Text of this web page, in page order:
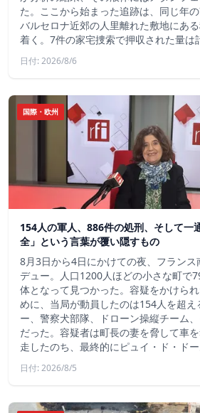
た。ここから始まった追跡は、同じ年
バルセロナ近郊の人里離れた敷地にあ
着く。7件の家宅捜索で押収された量
日付: 2026/8/6
国際・欧州
154人の軍人、886件の処刑、そして一
全」という言葉が覆い隠すもの
8月3日から4日にかけての夜、フラン
デュー。人口1200人ほどの小さな町で
体となって見つかった。容疑をかけら
めに、当局が動員したのは154人を超え
ー、警察犬部隊、ドローン操縦チーム
だった。容疑者は町長の妻を脅して車
走したのち、最終的にピュイ・ド・ドー
日付: 2026/8/5